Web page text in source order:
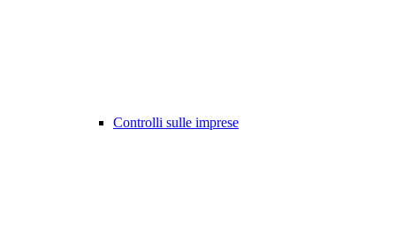
Controlli sulle imprese